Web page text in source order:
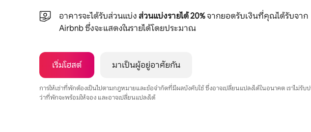
อาคารจะได้รับส่วนแบ่ง ส่วนแบ่งรายได้ 20%จากยอดรับเงินที่คุณได้รับจาก
Airbnb ซึ่งจะแสดงในรายได้โดยประมาณ
เริ่มโฮสต์ มาเป็นผู้อยู่อาศัยกัน
การให้เช่าที่พักต้องเป็นไปตามกฎหมายและข้อจำกัดที่มีผลบังคับใช้ ซึ่งอาจเปลี่ยนแปลงได้ในอนาคต เราไม่รับ
ว่าที่พักจะพร้อมให้จอง และอาจเปลี่ยนแปลงได้